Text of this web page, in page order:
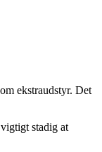
ekstraudstyr. Det
stadig at